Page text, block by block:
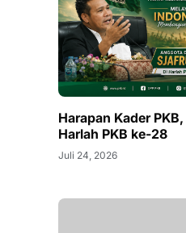
Harapan Kader
Harlah PKB ke-28
Juli 24, 2026